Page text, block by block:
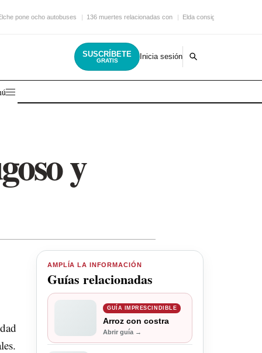
pone ocho autobuses 136 muertes relacionadas con Elda consigue una nueva
SUSCRÍBETE
GRATIS Inicia sesión
y
AMPLÍA LA INFORMACIÓN
Guías relacionadas
GUÍA IMPRESCINDIBLE
Arroz con costra
Abrir guía →